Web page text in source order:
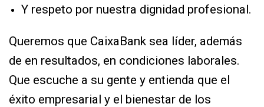
Y respeto por nuestra dignidad profesional.
Queremos que CaixaBank sea líder, además
de en resultados, en condiciones laborales.
Que escuche a su gente y entienda que el
éxito empresarial y el bienestar de los